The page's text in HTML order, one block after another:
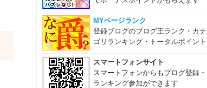
MYページランク
登録ブログのブログ王ランク・カテ
ゴリランキング・トータルポイント
スマートフォンサイト
スマートフォンからもブログ登録・
ランキング参加ができます